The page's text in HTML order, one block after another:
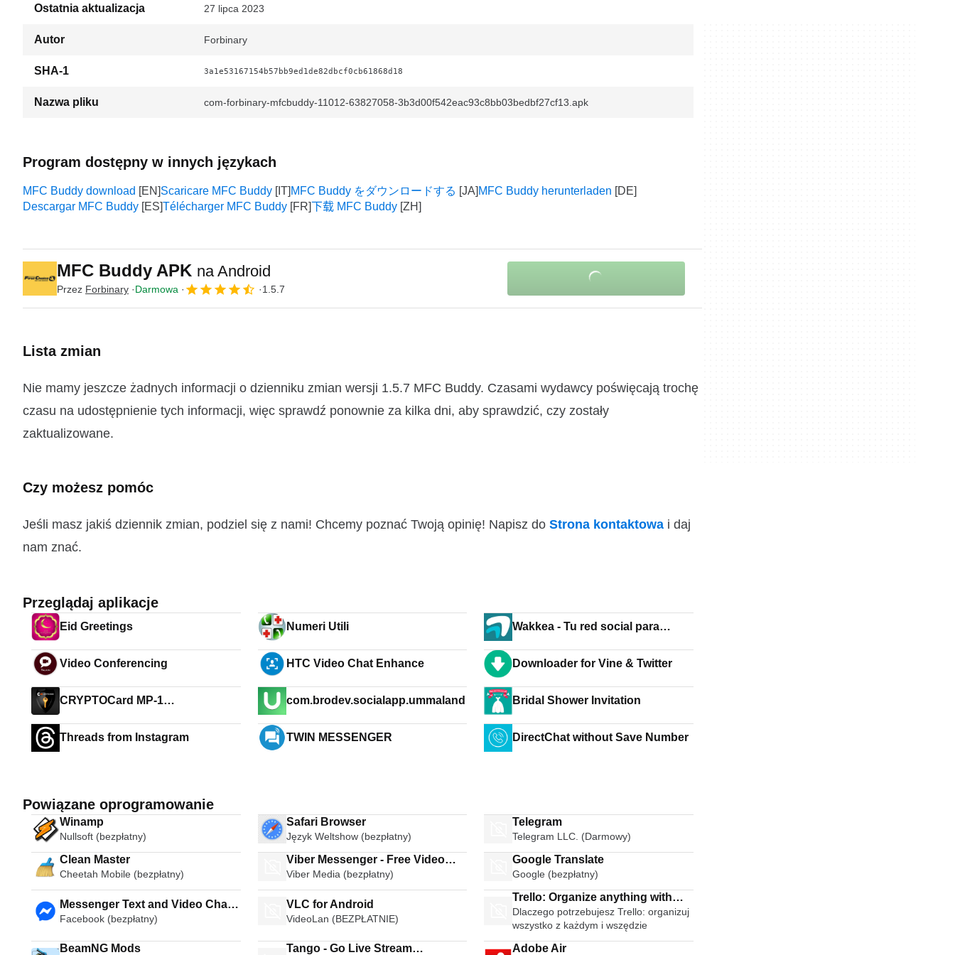
Ostatnia aktualizacja 27 lipca 2023
Autor Forbinary
SHA-1 3a1e53167154b57bb9ed1de82dbcf0cb61868d18
Nazwa pliku com-forbinary-mfcbuddy-11012-63827058-3b3d00f542eac93c8bb03bedbf27cf13.apk
Program dostępny w innych językach
MFC Buddy download Scaricare MFC Buddy MFC Buddy をダウンロードする
MFC Buddy herunterladen
Descargar MFC Buddy
Télécharger MFC Buddy 下载 MFC Buddy
MFC Buddy APK na Android
Przez Forbinary Darmowa 1.5.7
Lista zmian
Nie mamy jeszcze żadnych informacji o dzienniku zmian wersji 1.5.7 MFC Buddy. Czasami wydawcy poświęcają trochę
czasu na udostępnienie tych informacji, więc sprawdź ponownie za kilka dni, aby sprawdzić, czy zostały
zaktualizowane.
Czy możesz pomóc
Jeśli masz jakiś dziennik zmian, podziel się z nami! Chcemy poznać Twoją opinię! Napisz do Strona kontaktowa i daj
nam znać.
Przeglądaj aplikacje
Eid Greetings Numeri Utili
Wakkea - Tu red social para
Video Conferencing
HTC Video Chat Enhance Downloader for Vine & Twitter
CRYPTOCard MP-1
com.brodev.socialapp.ummaland Bridal Shower Invitation
Threads from Instagram TWIN MESSENGER DirectChat without Save Number
Powiązane oprogramowanie
Winamp
Nullsoft (bezpłatny)
Safari Browser
Język Weltshow (bezpłatny)
Telegram
Telegram LLC. (Darmowy)
Clean Master
Cheetah Mobile (bezpłatny)
Viber Messenger - Free Video
Calls Group Chats
Viber Media (bezpłatny)
Google Translate
Google (bezpłatny)
Messenger Text and Video Chat
for Free
Facebook (bezpłatny)
VLC for Android
VideoLan (BEZPŁATNIE)
Trello: Organize anything with
anyone anywhere
Dlaczego potrzebujesz Trello: organizuj
wszystko z każdym i wszędzie
BeamNG Mods Tango - Go Live Stream Adobe Air